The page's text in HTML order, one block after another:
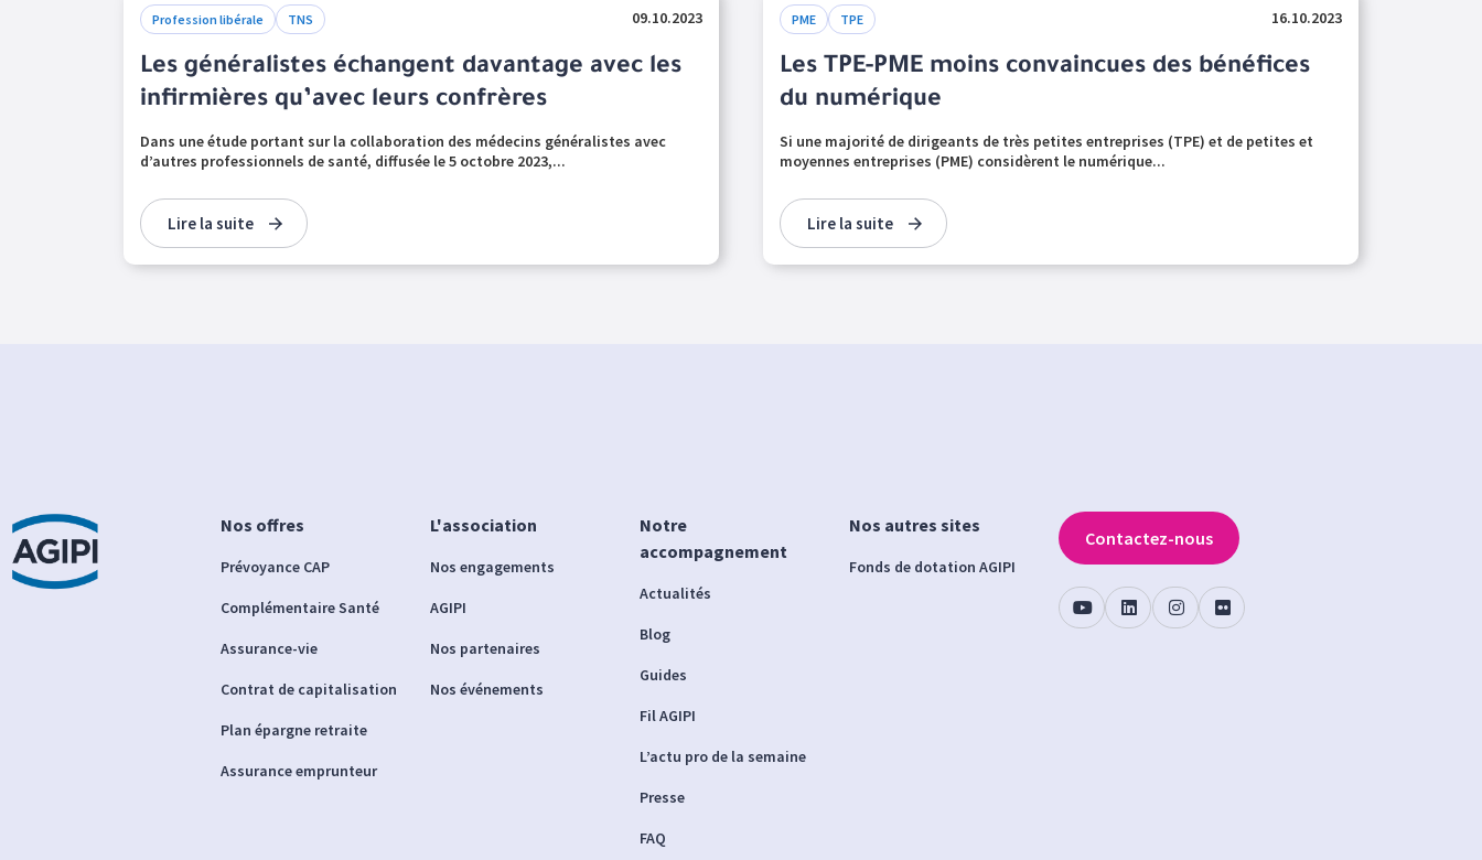
Profession libérale TNS 09.10.2023
Les généralistes échangent davantage avec les
infirmières qu’avec leurs confrères
Dans une étude portant sur la collaboration des médecins généralistes avec
d’autres professionnels de santé, diffusée le 5 octobre 2023,...
Lire la suite
PME TPE 16.10.2023
Les TPE-PME moins convaincues des bénéfices
du numérique
Si une majorité de dirigeants de très petites entreprises (TPE) et de petites et
moyennes entreprises (PME) considèrent le numérique...
Lire la suite
Nos offres
Prévoyance CAP
Complémentaire Santé
Assurance-vie
Contrat de capitalisation
Plan épargne retraite
Assurance emprunteur
L'association
Nos engagements
AGIPI
Nos partenaires
Nos événements
Notre
accompagnement
Actualités
Blog
Guides
Fil AGIPI
L’actu pro de la semaine
Presse
FAQ
Nos autres sites
Fonds de dotation AGIPI
Contactez-nous